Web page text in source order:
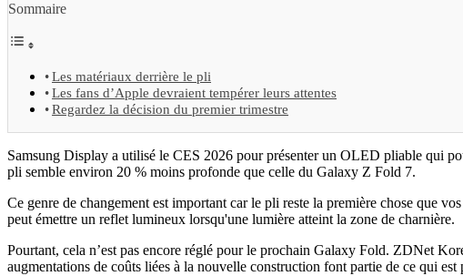
Sommaire
Les matériaux derrière le pli
Les fans d’Apple devraient tempérer leurs attentes
Regardez la décision du premier trimestre
Samsung Display a utilisé le CES 2026 pour présenter un OLED pliable qui
pli semble environ 20 % moins profonde que celle du Galaxy Z Fold 7.
Ce genre de changement est important car le pli reste la première chose que
peut émettre un reflet lumineux lorsqu'une lumière atteint la zone de charnière.
Pourtant, cela n’est pas encore réglé pour le prochain Galaxy Fold. ZDNet
augmentations de coûts liées à la nouvelle construction font partie de ce qui est